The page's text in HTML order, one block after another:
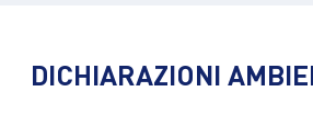
DICHIARAZIONI